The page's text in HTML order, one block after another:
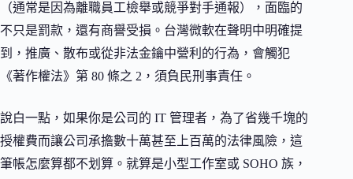
（通常是因為離職員工檢舉或競爭對手通報），面臨的
不只是罰款，還有商譽受損。台灣微軟在聲明中明確提
到，推廣、散布或從非法金鑰中營利的行為，會觸犯
《著作權法》第 80 條之 2，須負民刑事責任。
說白一點，如果你是公司的 IT 管理者，為了省幾千塊的
授權費而讓公司承擔數十萬甚至上百萬的法律風險，這
筆帳怎麼算都不划算。就算是小型工作室或 SOHO 族，